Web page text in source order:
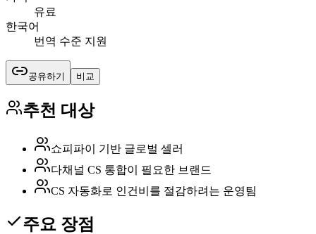
유료
한국어
번역 수준 지원
공유하기 비교
추천 대상
쇼피파이 기반 글로벌 셀러
다채널 CS 통합이 필요한 브랜드
CS 자동화로 인건비를 절감하려는 운영팀
주요 장점